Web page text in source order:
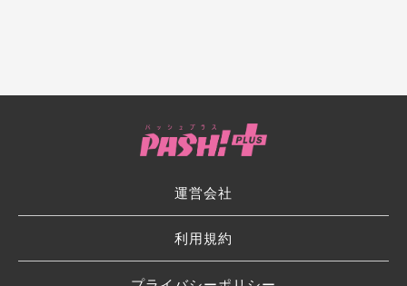
運営会社
利用規約